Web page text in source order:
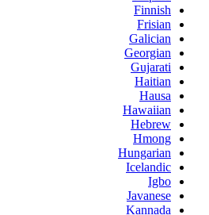
Finnish
Frisian
Galician
Georgian
Gujarati
Haitian
Hausa
Hawaiian
Hebrew
Hmong
Hungarian
Icelandic
Igbo
Javanese
Kannada